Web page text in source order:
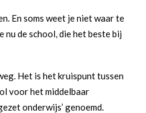
En soms weet je niet waar te
nu de school, die het beste bij
Het is het kruispunt tussen
voor het middelbaar
onderwijs’ genoemd.